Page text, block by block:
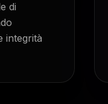
di
integrità